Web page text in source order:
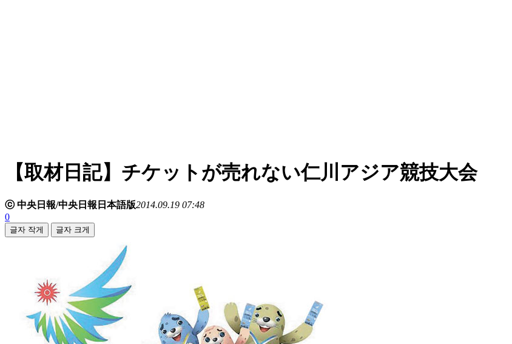
【取材日記】チケットが売れない仁川アジア競技大会
ⓒ 中央日報/中央日報日本語版2014.09.19 07:48
0
글자 작게 글자 크게